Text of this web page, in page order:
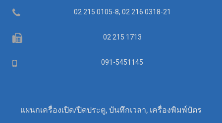
Telephone 02 215 0105-8, 02 216 0318-21
Fax 02 215 1713
Mobile 091-5451145
แผนกเครื่องเปิด/ปิดประตู, บันทึกเวลา, เครื่องพิมพ์บัตร